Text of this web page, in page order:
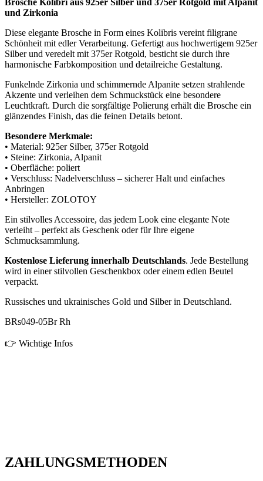
und Zirkonia
Diese elegante Brosche in Form eines Kolibris vereint filigrane
Schönheit mit edler Verarbeitung. Gefertigt aus hochwertigem 925er
Silber und veredelt mit 375er Rotgold, besticht sie durch ihre
harmonische Farbkomposition und detailreiche Gestaltung.
Funkelnde Zirkonia und schimmernde Alpanite setzen strahlende
Akzente und verleihen dem Schmuckstück eine besondere
Leuchtkraft. Durch die sorgfältige Polierung erhält die Brosche ein
glänzendes Finish, das die feinen Details betont.
Besondere Merkmale:
• Material: 925er Silber, 375er Rotgold
• Steine: Zirkonia, Alpanit
• Oberfläche: poliert
• Verschluss: Nadelverschluss – sicherer Halt und einfaches
Anbringen
• Hersteller: ZOLOTOY
Ein stilvolles Accessoire, das jedem Look eine elegante Note
verleiht – perfekt als Geschenk oder für Ihre eigene
Schmucksammlung.
Kostenlose Lieferung innerhalb Deutschlands. Jede Bestellung
wird in einer stilvollen Geschenkbox oder einem edlen Beutel
verpackt.
Russisches und ukrainisches Gold und Silber in Deutschland.
BRs049-05Br Rh
👉 Wichtige Infos
ZAHLUNGSMETHODEN